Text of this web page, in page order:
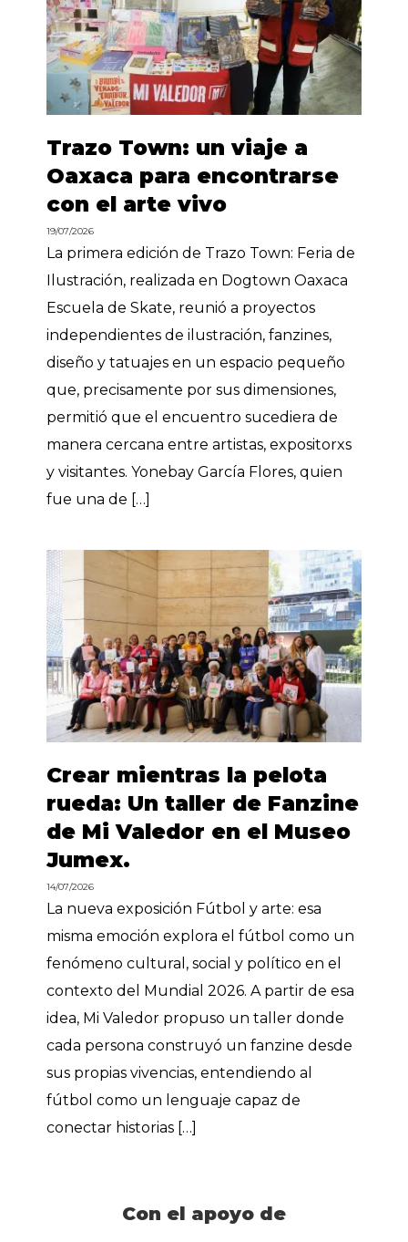
Trazo Town: un viaje a
Oaxaca para encontrarse
con el arte vivo
19/07/2026
La primera edición de Trazo Town: Feria de
Ilustración, realizada en Dogtown Oaxaca
Escuela de Skate, reunió a proyectos
independientes de ilustración, fanzines,
diseño y tatuajes en un espacio pequeño
que, precisamente por sus dimensiones,
permitió que el encuentro sucediera de
manera cercana entre artistas, expositorxs
y visitantes. Yonebay García Flores, quien
fue una de […]
Crear mientras la pelota
rueda: Un taller de Fanzine
de Mi Valedor en el Museo
Jumex.
14/07/2026
La nueva exposición Fútbol y arte: esa
misma emoción explora el fútbol como un
fenómeno cultural, social y político en el
contexto del Mundial 2026. A partir de esa
idea, Mi Valedor propuso un taller donde
cada persona construyó un fanzine desde
sus propias vivencias, entendiendo al
fútbol como un lenguaje capaz de
conectar historias […]
Con el apoyo de